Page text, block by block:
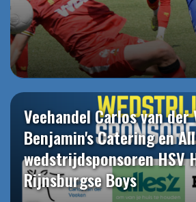
Veehandel Carlos van der
Benjamin's Catering en
wedstrijdsponsoren HSV
Rijnsburgse Boys